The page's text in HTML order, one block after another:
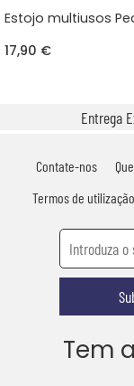
Estojo multiusos
17,90 €
Entrega
Contate-nos
Termos de utilização
Tem